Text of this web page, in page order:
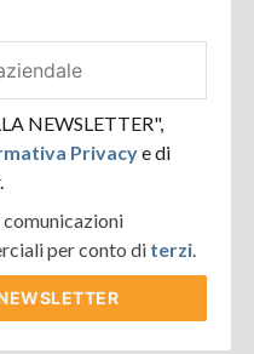
NEWSLETTER",
Privacye di
per conto di terzi.